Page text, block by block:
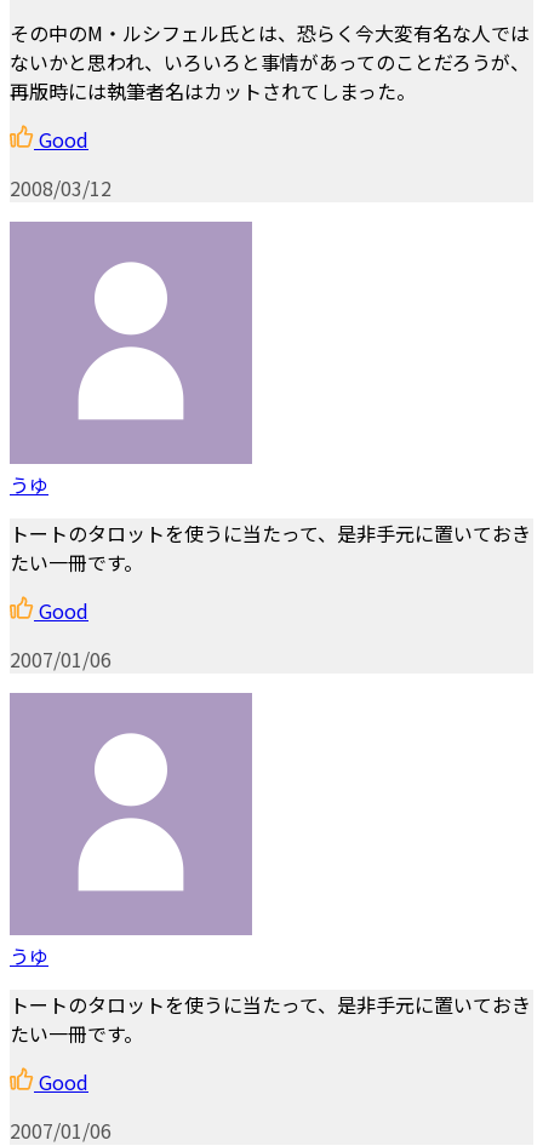
その中のM・ルシフェル氏とは、恐らく今大変有名な人では
ないかと思われ、いろいろと事情があってのことだろうが、
再版時には執筆者名はカットされてしまった。
Good
2008/03/12
うゆ
トートのタロットを使うに当たって、是非手元に置いておき
たい一冊です。
Good
2007/01/06
うゆ
トートのタロットを使うに当たって、是非手元に置いておき
たい一冊です。
Good
2007/01/06